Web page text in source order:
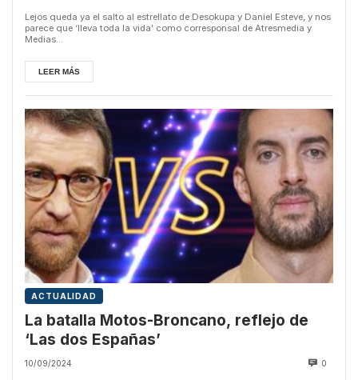
Lejos queda ya el salto al estrellato de Desokupa y Daniel Esteve, y nos
parece que ‘lleva toda la vida’ como corresponsal de Atresmedia y
Medias...
LEER MÁS
ACTUALIDAD
La batalla Motos-Broncano, reflejo de
‘Las dos Españas’
10/09/2024 0